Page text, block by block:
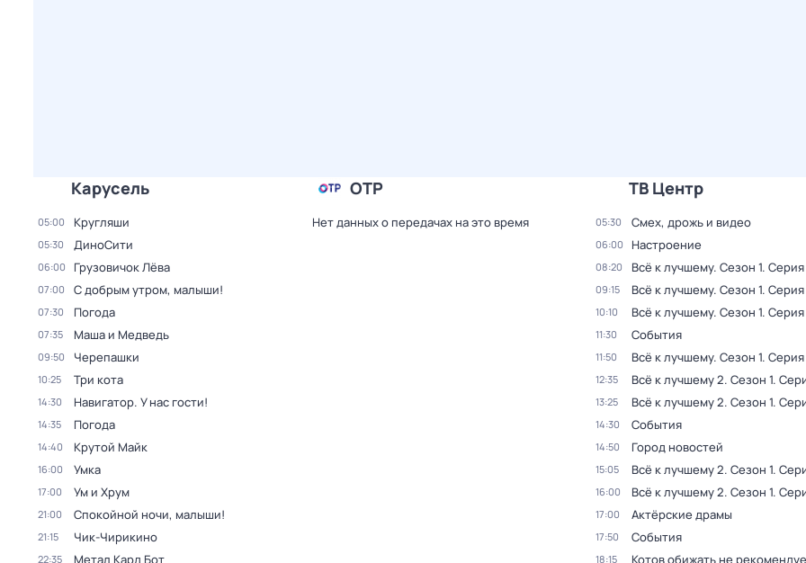
Карусель
05:00 Кругляши
05:30 ДиноСити
06:00 Грузовичок Лёва
07:00 С добрым утром, малыши!
07:30 Погода
07:35 Маша и Медведь
09:50 Черепашки
10:25 Три кота
14:30 Навигатор. У нас гости!
14:35 Погода
14:40 Крутой Майк
16:00 Умка
17:00 Ум и Хрум
21:00 Спокойной ночи, малыши!
21:15 Чик-Чирикино
22:35 Метал Кард Бот
ОТР
Нет данных о передачах на это время
ТВ Центр
05:30 Смех, дрожь и видео
06:00 Настроение
08:20 Всё к лучшему. Сезон 1. Серия
09:15 Всё к лучшему. Сезон 1.
10:10 Всё к лучшему. Сезон 1.
11:30 События
11:50 Всё к лучшему. Сезон 1.
12:35 Всё к лучшему 2. Сезон 1.
13:25 Всё к лучшему 2. Сезон 1.
14:30 События
14:50 Город новостей
15:05 Всё к лучшему 2. Сезон 1.
16:00 Всё к лучшему 2. Сезон 1.
17:00 Актёрские драмы
17:50 События
18:15 Котов обижать не